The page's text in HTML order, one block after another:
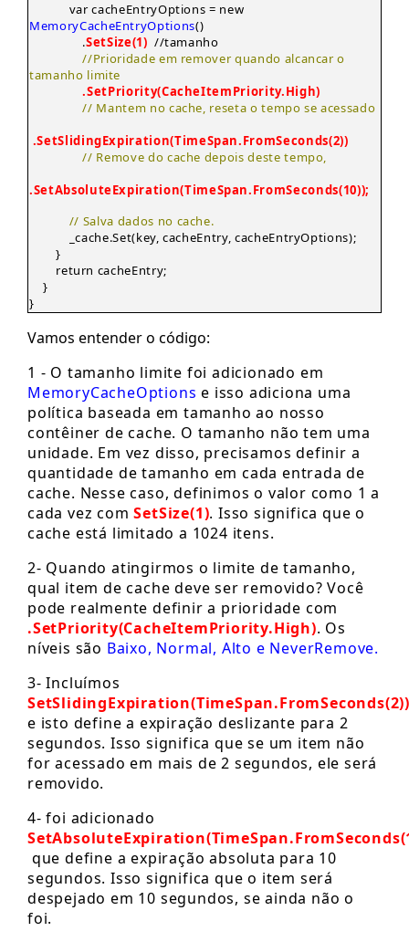
var cacheEntryOptions = new
MemoryCacheEntryOptions()
.SetSize(1) //tamanho
//Prioridade em remover quando alcancar o
tamanho limite
.SetPriority(CacheItemPriority.High)
// Mantem no cache, reseta o tempo se acessado
.SetSlidingExpiration(TimeSpan.FromSeconds(2))
// Remove do cache depois deste tempo,
.SetAbsoluteExpiration(TimeSpan.FromSeconds(10));
// Salva dados no cache.
_cache.Set(key, cacheEntry, cacheEntryOptions);
}
return cacheEntry;
}
}
Vamos entender o código:
1 - O tamanho limite foi adicionado em
MemoryCacheOptions e isso adiciona uma
política baseada em tamanho ao nosso
contêiner de cache. O tamanho não tem uma
unidade. Em vez disso, precisamos definir a
quantidade de tamanho em cada entrada de
cache. Nesse caso, definimos o valor como 1 a
cada vez comSetSize(1). Isso significa que o
cache está limitado a 1024 itens.
2- Quando atingirmos o limite de tamanho,
qual item de cache deve ser removido? Você
pode realmente definir a prioridade com
.SetPriority(CacheItemPriority.High). Os
níveis são Baixo, Normal, Alto e NeverRemove.
3- Incluímos
SetSlidingExpiration(TimeSpan.FromSeconds(2))
e isto define a expiração deslizante para 2
segundos. Isso significa que se um item não
for acessado em mais de 2 segundos, ele será
removido.
4- foi adicionado
que define a expiração absoluta para 10
segundos. Isso significa que o item será
despejado em 10 segundos, se ainda não o
foi.